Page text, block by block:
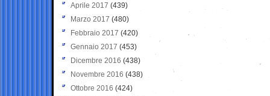
Aprile 2017 (439)
Marzo 2017 (480)
Febbraio 2017 (420)
Gennaio 2017 (453)
Dicembre 2016 (438)
Novembre 2016 (438)
Ottobre 2016 (424)